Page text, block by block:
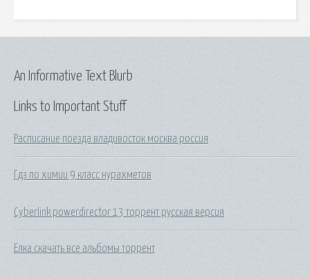
Links to Important Stuff
Расписание поезда владивосток москва россия
Гдз по химии 9 класс нурахметов
Cyberlink powerdirector 13 торрент русская версия
Елка скачать все альбомы торрент
An Informative Text Blurb